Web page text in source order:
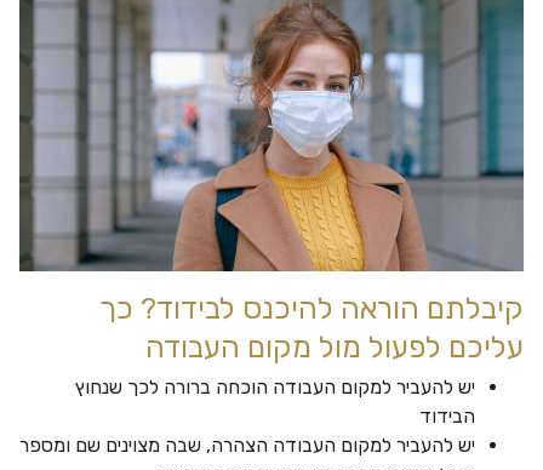
קיבלתם הוראה להיכנס לבידוד? כך
עליכם לפעול מול מקום העבודה
יש להעביר למקום העבודה הוכחה ברורה לכך שנחוץ
הבידוד
יש להעביר למקום העבודה הצהרה, שבה מצוינים שם ומספר